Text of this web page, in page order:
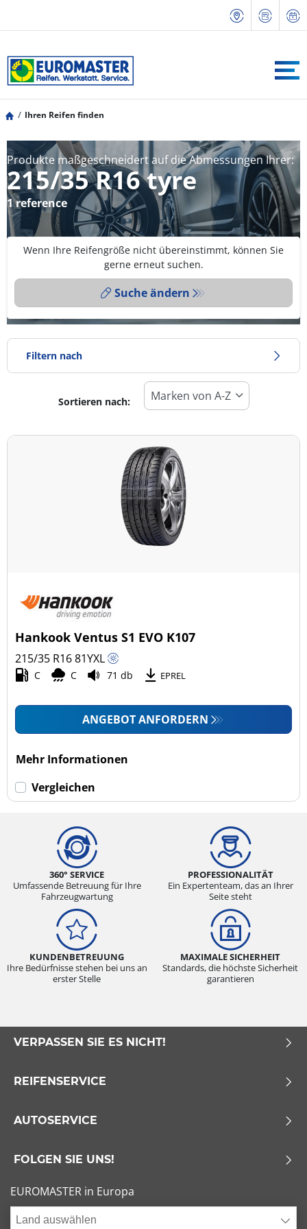
Ihren Reifen finden
Produkte maßgeschneidert auf die Abmessungen Ihrer:
215/35 R16 tyre
1 reference
Wenn Ihre Reifengröße nicht übereinstimmt, können Sie
gerne erneut suchen.
Suche ändern
Filtern nach
Reifentyp
Alle Arten (1)
Ganzjahresreifen (0)
Pkw (1)
Transporter (0)
Wohnmobil (0)
Keine Run-flat (1)
mehr Optionen
Sortieren nach:
Hankook Ventus S1 EVO K107
215/35 R1681YXL
C C 71 db EPREL
ANGEBOT ANFORDERN
Mehr Informationen
Vergleichen
360° SERVICE
Umfassende Betreuung für Ihre
Fahrzeugwartung
PROFESSIONALITÄT
Ein Expertenteam, das an Ihrer
Seite steht
KUNDENBETREUUNG
Ihre Bedürfnisse stehen bei uns an
erster Stelle
MAXIMALE SICHERHEIT
Standards, die höchste Sicherheit
garantieren
VERPASSEN SIE ES NICHT!
REIFENSERVICE
AUTOSERVICE
FOLGEN SIE UNS!
EUROMASTER in Europa
Land auswählen